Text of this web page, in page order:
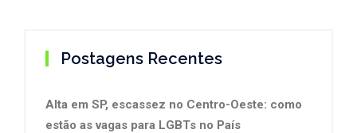
Postagens Recentes
Alta em SP, escassez no Centro-Oeste: como
estão as vagas para LGBTs no País